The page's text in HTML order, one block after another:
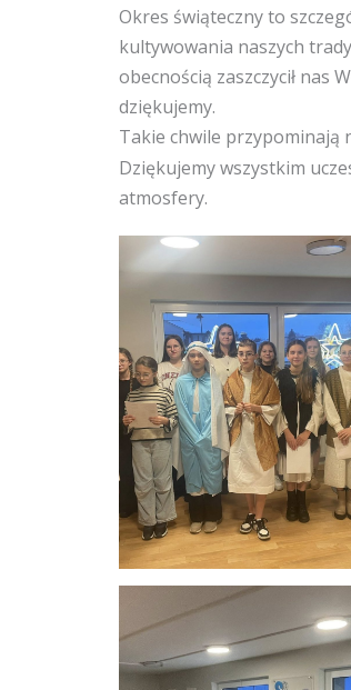
Okres świąteczny to
kultywowania naszych
obecnością zaszczycił nas
dziękujemy.
Takie chwile przypominają
Dziękujemy wszystkim
atmosfery.